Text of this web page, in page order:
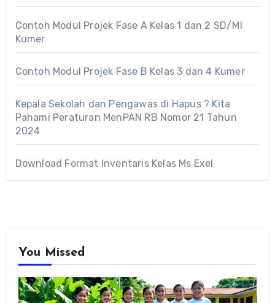
Contoh Modul Projek Fase A Kelas 1 dan 2 SD/MI
Kumer
Contoh Modul Projek Fase B Kelas 3 dan 4 Kumer
Kepala Sekolah dan Pengawas di Hapus ? Kita
Pahami Peraturan MenPAN RB Nomor 21 Tahun
2024
Download Format Inventaris Kelas Ms Exel
You Missed